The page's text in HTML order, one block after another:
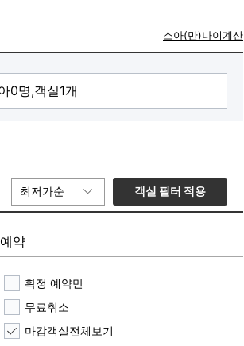
소아(만)나이계산
최저가순 객실 필터 적용
예약
확정 예약만
무료취소
마감객실전체보기